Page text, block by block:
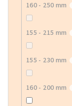
160 - 250 mm
155 - 215 mm
155 - 230 mm
160 - 200 mm